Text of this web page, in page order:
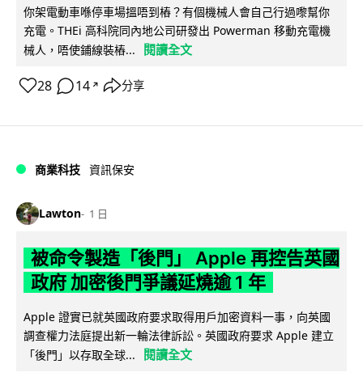
你架電動車喺停車場搵唔到樁？有個機械人會自己行過嚟幫你
充電。THEi 高科院同內地公司研發出 Powerman 移動充電機
械人，唔使鋪線裝樁...
閱讀全文
28 14 ↗ 分享
商業科技 資訊保安
Lawton 1 日
被命令製造「後門」 Apple 再控告英國
政府 加密後門爭議延燒逾 1 年
Apple 證實已就英國政府要求取得用戶加密資料一事，向英國
調查權力法庭提出新一輪法律訴訟。英國政府要求 Apple 建立
「後門」以存取全球...
閱讀全文